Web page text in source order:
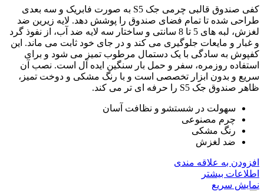
کفی صندوق قالبی چرمی جک S5 به صورت فابریک و سه بعدی
طراحی شده تا تمام فضای صندوق را پوشش دهد. لایه زیرین ضد
لغزش، لبه های 5 تا 8 سانتی و ساختار سه لایه ضد آب، از نفوذ گرد
و غبار و مایعات جلوگیری می کند و در جای خود ثابت می ماند. این
کفپوش به سادگی با یک دستمال مرطوب تمیز می شود و برای
استفاده روزمره، سفر و حمل بار سنگین ایده آل است. نصب آن
سریع و بدون ابزار تخصصی است و با رنگ مشکی و دوخت تمیز،
ظاهر صندوق جک S5 را حرفه ای تر می کند.
سهولت در شستشو و نظافت آسان
چرم مصنوعی
رنگ مشکی
ضد لغزش
افزودن به علاقه مندی
اطلاعات بیشتر
نمایش سریع